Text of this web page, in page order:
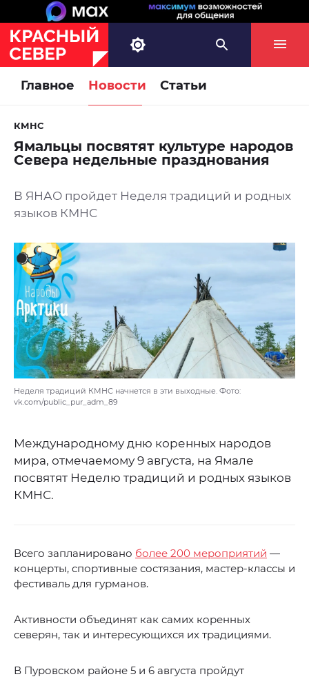
Главное Новости Статьи
КМНС
Ямальцы посвятят культуре народов
Севера недельные празднования
В ЯНАО пройдет Неделя традиций и родных
языков КМНС
Неделя традиций КМНС начнется в эти выходные. Фото:
vk.com/public_pur_adm_89
Международному дню коренных народов
мира, отмечаемому 9 августа, на Ямале
посвятят Неделю традиций и родных языков
КМНС.
Всего запланировано более 200 мероприятий —
концерты, спортивные состязания, мастер-классы и
фестиваль для гурманов.
Активности объединят как самих коренных
северян, так и интересующихся их традициями.
В Пуровском районе 5 и 6 августа пройдут